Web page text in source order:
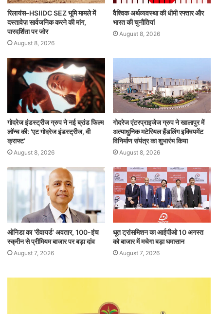
रिलायंस–HSIIDC SEZ भूमि मामले में
दस्तावेज़ सार्वजनिक करने की मांग,
पारदर्शिता पर जोर
August 8, 2026
वैश्विक अर्थव्यवस्था की धीमी रफ्तार और
भारत की चुनौतियां
August 8, 2026
गोदरेज इंडस्ट्रीज ग्रुप ने नई ब्रांड फिल्म
लॉन्च की: ‘एट गोदरेज इंडस्ट्रीज, वी
क्राफ्ट’
August 8, 2026
गोदरेज एंटरप्राइजेज ग्रुप ने खालापुर में
अत्याधुनिक मटेरियल हैंडलिंग इक्विपमेंट
विनिर्माण संयंत्र का शुभारंभ किया
August 8, 2026
ओनिडा का ‘रीवायर्ड’ अवतार, 100-इंच
स्क्रीन से प्रीमियम बाजार पर बड़ा दांव
August 7, 2026
धूत ट्रांसमिशन का आईपीओ 10 अगस्त
को बाजार में मचेगा बड़ा घमासान
August 7, 2026